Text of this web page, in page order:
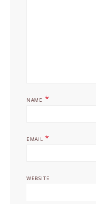
NAME *
EMAIL *
WEBSITE